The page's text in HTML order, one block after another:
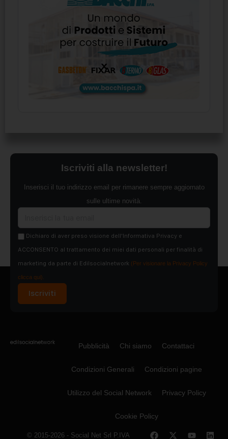
Iscriviti alla newsletter!
Inserisci il tuo indirizzo email per rimanere sempre aggiornato
sulle ultime novità.
Dichiaro di aver preso visione dell'Informativa Privacy e
ACCONSENTO al trattamento dei miei dati personali per finalità di
marketing da parte di Edilsocialnetwork (Per visionare la Privacy Policy
clicca qui).
Iscriviti
Pubblicità Chi siamo Contattaci
Condizioni Generali Condizioni pagine
Utilizzo del Social Network Privacy Policy
Cookie Policy
© 2015-2026 - Social Net Srl P.IVA